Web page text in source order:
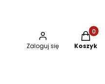
Zaloguj się Koszyk